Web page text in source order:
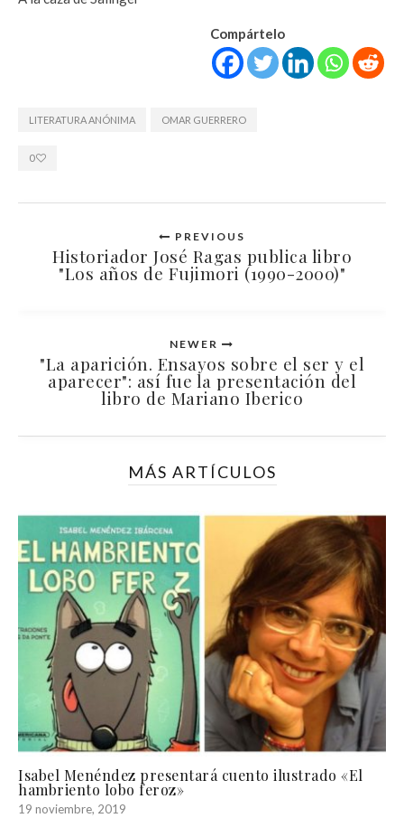
Compártelo
LITERATURA ANÓNIMA OMAR GUERRERO
0
PREVIOUS
Historiador José Ragas publica libro
"Los años de Fujimori (1990-2000)"
NEWER
"La aparición. Ensayos sobre el ser y el
aparecer": así fue la presentación del
libro de Mariano Iberico
MÁS ARTÍCULOS
Isabel Menéndez presentará cuento ilustrado «El
hambriento lobo feroz»
19 noviembre, 2019